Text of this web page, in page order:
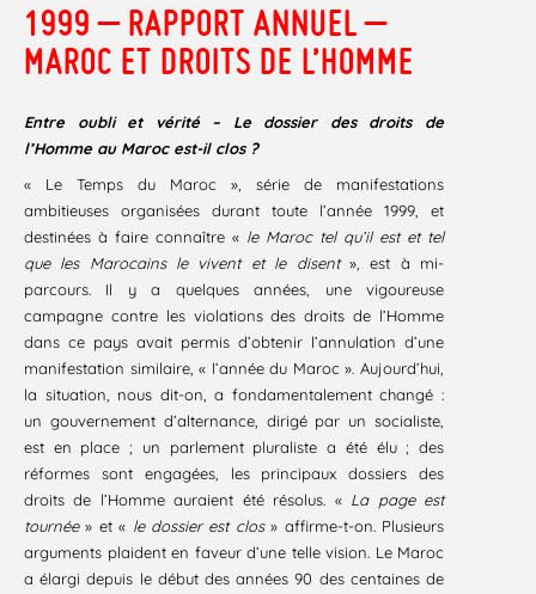
1999 – RAPPORT ANNUEL –
MAROC ET DROITS DE L’HOMME
Entre oubli et vérité – Le dossier des droits de
l’Homme au Maroc est-il clos ?
« Le Temps du Maroc », série de manifestations
ambitieuses organisées durant toute l’année 1999, et
destinées à faire connaître « le Maroc tel qu’il est et tel
que les Marocains le vivent et le disent», est à mi-
parcours. Il y a quelques années, une vigoureuse
campagne contre les violations des droits de l’Homme
dans ce pays avait permis d’obtenir l’annulation d’une
manifestation similaire, « l’année du Maroc ». Aujourd’hui,
la situation, nous dit-on, a fondamentalement changé :
un gouvernement d’alternance, dirigé par un socialiste,
est en place ; un parlement pluraliste a été élu ; des
réformes sont engagées, les principaux dossiers des
droits de l’Homme auraient été résolus. « La page est
tournée» et « le dossier est clos» affirme-t-on. Plusieurs
arguments plaident en faveur d’une telle vision. Le Maroc
a élargi depuis le début des années 90 des centaines de